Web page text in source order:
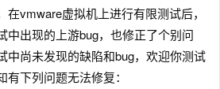
vmware虚拟机上进行有限测试后，
中出现的上游bug，也修正了个别问
中尚未发现的缺陷和bug，欢迎你测试
下列问题无法修复：